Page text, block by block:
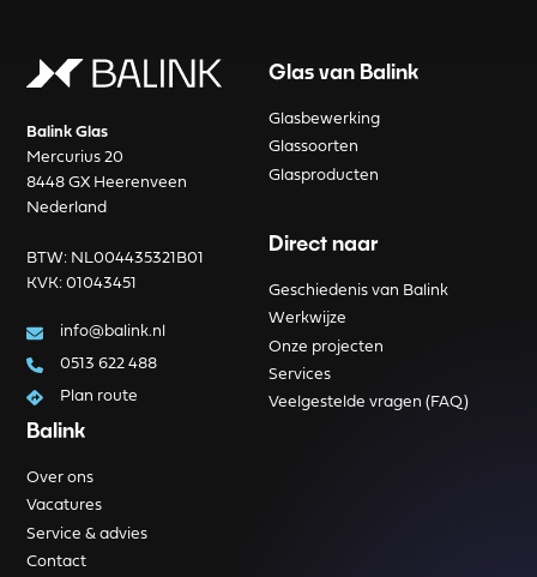
Balink Glas
Mercurius 20
8448 GX Heerenveen
Nederland
BTW: NL004435321B01
KVK: 01043451
info@balink.nl
0513 622 488
Plan route
Glas van Balink
Glasbewerking
Glassoorten
Glasproducten
Direct naar
Geschiedenis van Balink
Werkwijze
Onze projecten
Services
Veelgestelde vragen (FAQ)
Balink
Over ons
Vacatures
Service & advies
Contact